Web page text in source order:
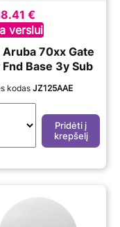
€
verslui
Aruba 70xx Gate
Base 3y Sub
kodas JZ125AAE
Pridėti į
krepšelį